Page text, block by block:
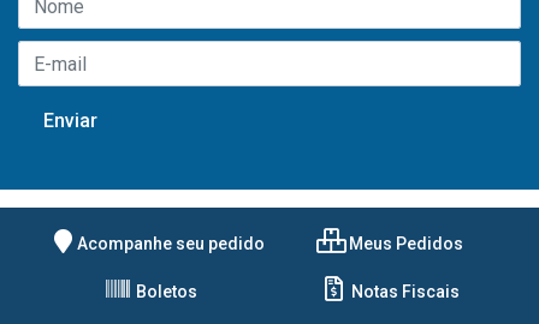
Acompanhe seu pedido Meus Pedidos
Boletos Notas Fiscais